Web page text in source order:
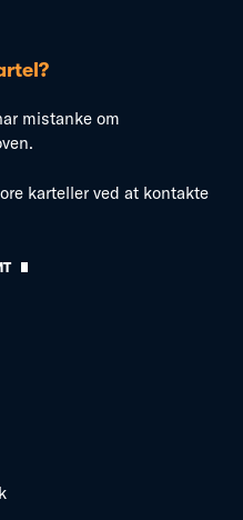
mistanke om
karteller ved at kontakte